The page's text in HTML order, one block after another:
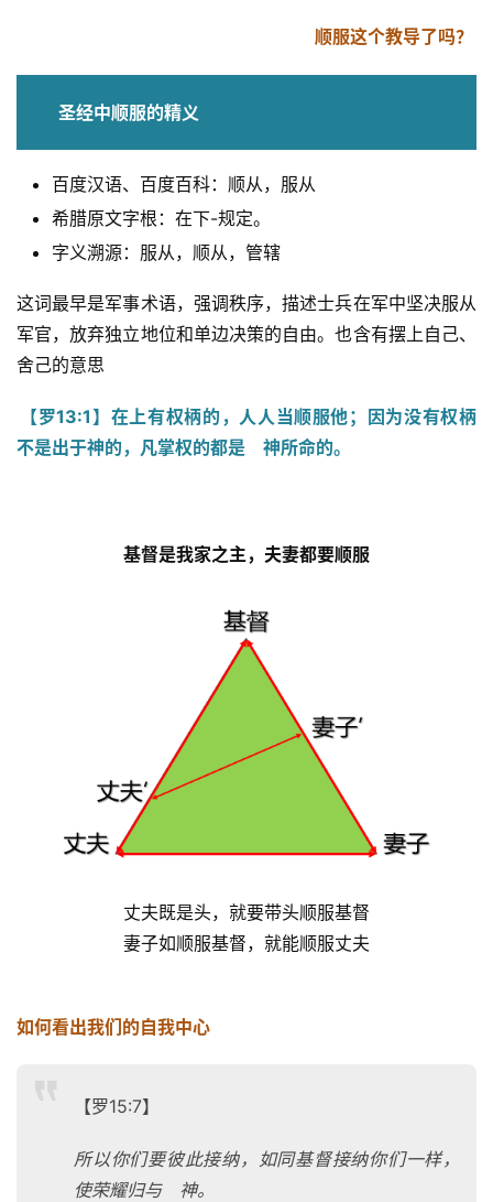
顺服这个教导了吗？
圣经中顺服的精义
百度汉语、百度百科：顺从，服从
希腊原文字根：在下-规定。
字义溯源：服从，顺从，管辖
这词最早是军事术语，强调秩序，描述士兵在军中坚决服从
军官，放弃独立地位和单边决策的自由。也含有摆上自己、
舍己的意思
【罗13:1】在上有权柄的，人人当顺服他；因为没有权柄
不是出于神的，凡掌权的都是　神所命的。
基督是我家之主，夫妻都要顺服
丈夫既是头，就要带头顺服基督
妻子如顺服基督，就能顺服丈夫
如何看出我们的自我中心
【罗15:7】
所以你们要彼此接纳，如同基督接纳你们一样，
使荣耀归与 神。